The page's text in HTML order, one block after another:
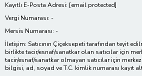
Kayıtlı E-Posta Adresi: [email protected]
Vergi Numarası: -
Mersis Numarası: -
İletişim: Satıcının Çiçeksepeti tarafından teyit
birlikte tacir/esnaf/sanatkar olan satıcılar için
tacir/esnaf/sanatkar olmayan satıcılar için
bilgisi, ad, soyad ve T.C. kimlik numarası kayıt